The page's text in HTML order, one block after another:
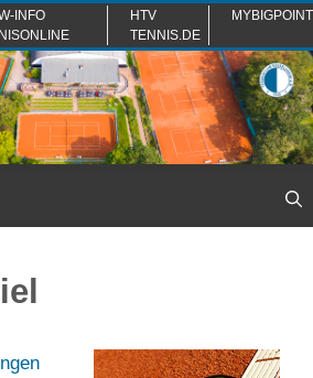
INFO
HTV
TENNIS.DE
MYBIGPOINT